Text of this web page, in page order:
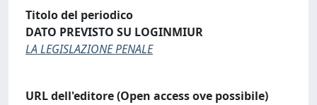
Titolo del periodico
DATO PREVISTO SU LOGINMIUR
LA LEGISLAZIONE PENALE
URL dell'editore (Open access ove possibile)